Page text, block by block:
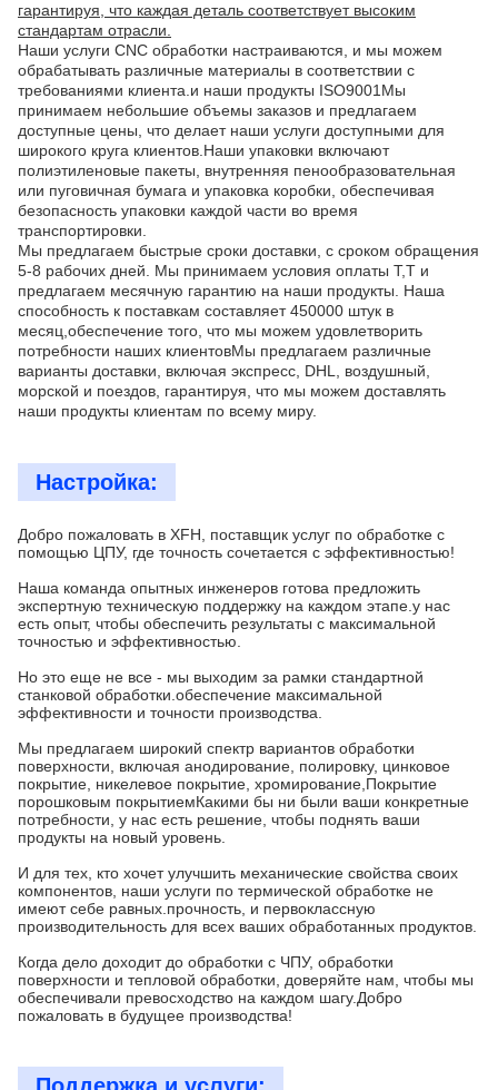
гарантируя, что каждая деталь соответствует высоким
стандартам отрасли.
Наши услуги CNC обработки настраиваются, и мы можем
обрабатывать различные материалы в соответствии с
требованиями клиента.и наши продукты ISO9001Мы
принимаем небольшие объемы заказов и предлагаем
доступные цены, что делает наши услуги доступными для
широкого круга клиентов.Наши упаковки включают
полиэтиленовые пакеты, внутренняя пенообразовательная
или пуговичная бумага и упаковка коробки, обеспечивая
безопасность упаковки каждой части во время
транспортировки.
Мы предлагаем быстрые сроки доставки, с сроком обращения
5-8 рабочих дней. Мы принимаем условия оплаты T,T и
предлагаем месячную гарантию на наши продукты. Наша
способность к поставкам составляет 450000 штук в
месяц,обеспечение того, что мы можем удовлетворить
потребности наших клиентовМы предлагаем различные
варианты доставки, включая экспресс, DHL, воздушный,
морской и поездов, гарантируя, что мы можем доставлять
наши продукты клиентам по всему миру.
Настройка:
Добро пожаловать в XFH, поставщик услуг по обработке с
помощью ЦПУ, где точность сочетается с эффективностью!
Наша команда опытных инженеров готова предложить
экспертную техническую поддержку на каждом этапе.у нас
есть опыт, чтобы обеспечить результаты с максимальной
точностью и эффективностью.
Но это еще не все - мы выходим за рамки стандартной
станковой обработки.обеспечение максимальной
эффективности и точности производства.
Мы предлагаем широкий спектр вариантов обработки
поверхности, включая анодирование, полировку, цинковое
покрытие, никелевое покрытие, хромирование,Покрытие
порошковым покрытиемКакими бы ни были ваши конкретные
потребности, у нас есть решение, чтобы поднять ваши
продукты на новый уровень.
И для тех, кто хочет улучшить механические свойства своих
компонентов, наши услуги по термической обработке не
имеют себе равных.прочность, и первоклассную
производительность для всех ваших обработанных продуктов.
Когда дело доходит до обработки с ЧПУ, обработки
поверхности и тепловой обработки, доверяйте нам, чтобы мы
обеспечивали превосходство на каждом шагу.Добро
пожаловать в будущее производства!